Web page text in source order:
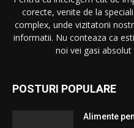
corecte, venite de la
complex, unde vizitatorii
informatii. Nu conteaza ca
noi vei gasi
POSTURI POPULARE
Alimente